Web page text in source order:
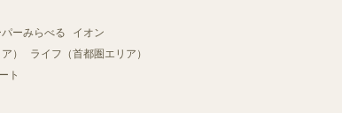
パーみらべる
イオン
）
ライフ（首都圏エリア）
ト